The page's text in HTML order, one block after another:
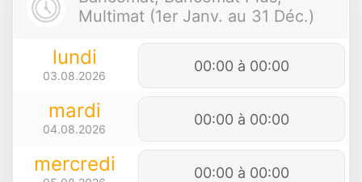
Multimat (1er Janv. au 31 Déc.)
lundi
03.08.2026
00:00 à 00:00
mardi
04.08.2026
00:00 à 00:00
mercredi 00:00 à 00:00